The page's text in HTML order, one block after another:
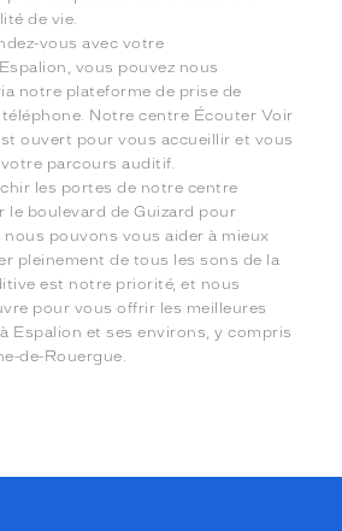
de vie.
vous avec votre
vous pouvez nous
notre plateforme de prise de
Notre centre Écouter Voir
ouvert pour vous accueillir et vous
parcours auditif.
les portes de notre centre
le boulevard de Guizard pour
pouvons vous aider à mieux
pleinement de tous les sons de la
est notre priorité, et nous
pour vous offrir les meilleures
Espalion et ses environs, y compris
de-Rouergue.